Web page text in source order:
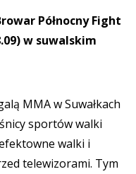
Północny Fight
w suwalskim
MMA w Suwałkach
sportów walki
walki i
telewizorami. Tym